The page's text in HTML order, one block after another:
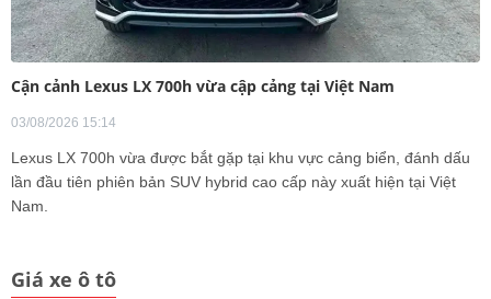
Cận cảnh Lexus LX 700h vừa cập cảng tại Việt Nam
03/08/2026 15:14
Lexus LX 700h vừa được bắt gặp tại khu vực cảng biển, đánh dấu
lần đầu tiên phiên bản SUV hybrid cao cấp này xuất hiện tại Việt
Nam.
Giá xe ô tô